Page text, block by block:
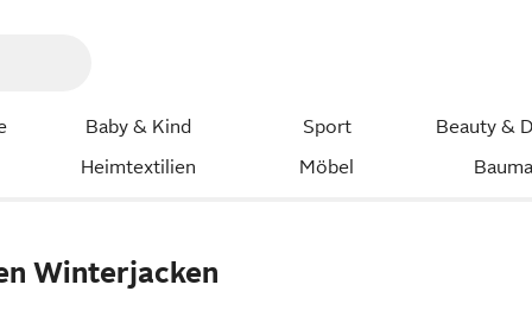
Baby & Kind Sport Beauty &
Heimtextilien
Möbel
Winterjacken